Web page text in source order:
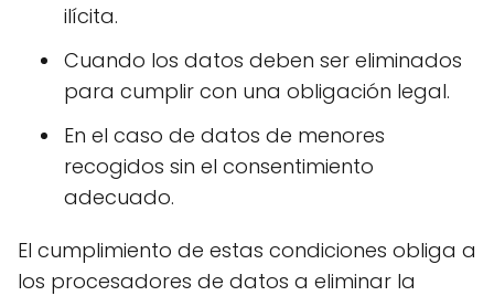
ilícita.
Cuando los datos deben ser eliminados
para cumplir con una obligación legal.
En el caso de datos de menores
recogidos sin el consentimiento
adecuado.
El cumplimiento de estas condiciones obliga a
los procesadores de datos a eliminar la